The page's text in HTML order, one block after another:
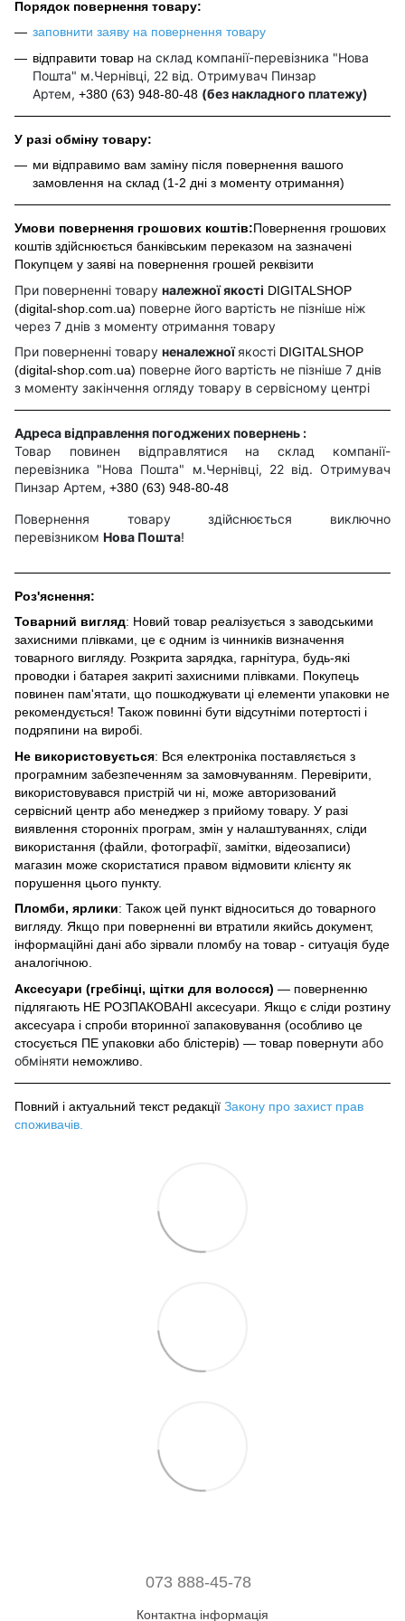
Порядок повернення товару:
заповнити заяву на повернення товару
відправити товар на склад компанії-перевізника "Нова
Пошта" м.Чернівці, 22 від. Отримувач Пинзар
Артем, +380 (63) 948-80-48 (без накладного платежу)
У разі обміну товару:
ми відправимо вам заміну після повернення вашого
замовлення на склад (1-2 дні з моменту отримання)
Умови повернення грошових коштів:Повернення грошових
коштів здійснюється банківським переказом на зазначені
Покупцем у заяві на повернення грошей реквізити
При поверненні товару належної якості DIGITALSHOP
(digital-shop.com.ua) поверне його вартість не пізніше ніж
через 7 днів з моменту отримання товару
При поверненні товару неналежноїякості DIGITALSHOP
(digital-shop.com.ua) поверне його вартість не пізніше 7 днів
з моменту закінчення огляду товару в сервісному центрі
Адреса відправлення погоджених повернень :
Товар повинен відправлятися на склад компанії-
перевізника "Нова Пошта" м.Чернівці, 22 від. Отримувач
Пинзар Артем, +380 (63) 948-80-48
Повернення товару здійснюється виключно
перевізником Нова Пошта!
Роз'яснення:
Товарний вигляд: Новий товар реалізується з заводськими
захисними плівками, це є одним із чинників визначення
товарного вигляду. Розкрита зарядка, гарнітура, будь-які
проводки і батарея закриті захисними плівками. Покупець
повинен пам'ятати, що пошкоджувати ці елементи упаковки не
рекомендується! Також повинні бути відсутніми потертості і
подряпини на виробі.
Не використовується: Вся електроніка поставляється з
програмним забезпеченням за замовчуванням. Перевірити,
використовувався пристрій чи ні, може авторизований
сервісний центр або менеджер з прийому товару. У разі
виявлення сторонніх програм, змін у налаштуваннях, сліди
використання (файли, фотографії, замітки, відеозаписи)
магазин може скористатися правом відмовити клієнту як
порушення цього пункту.
Пломби, ярлики: Також цей пункт відноситься до товарного
вигляду. Якщо при поверненні ви втратили якийсь документ,
інформаційні дані або зірвали пломбу на товар - ситуація буде
аналогічною.
Аксесуари (гребінці, щітки для волосся) — поверненню
підлягають НЕ РОЗПАКОВАНІ аксесуари. Якщо є сліди розтину
аксесуара і спроби вторинної запаковування (особливо це
стосується ПЕ упаковки або блістерів) — товар повернути або
обміняти неможливо.
Повний і актуальний текст редакції Закону про захист прав
споживачів
073 888-45-78
Контактна інформація